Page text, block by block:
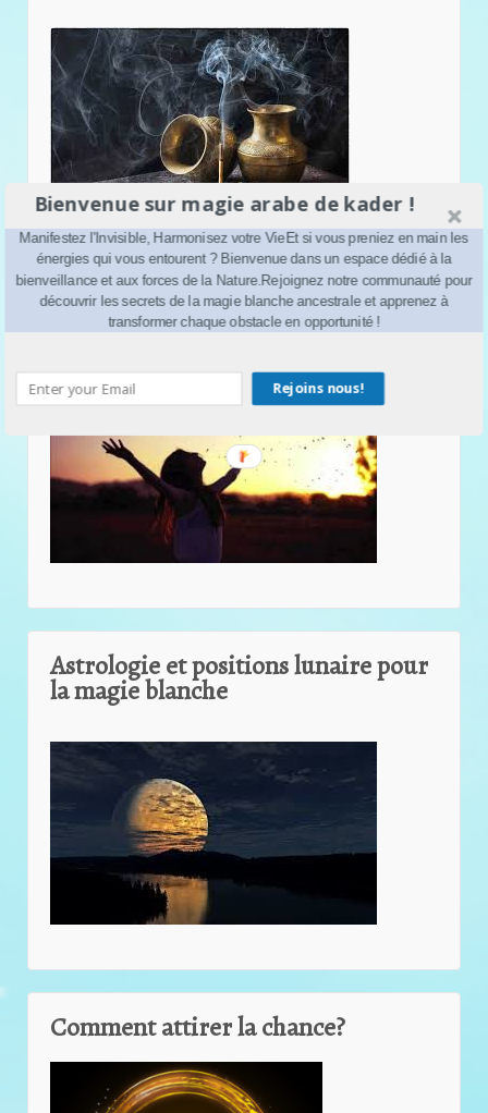
Désenvoûtement
Astrologie et positions lunaire pour
la magie blanche
Comment attirer la chance?
Bienvenue sur magie arabe de kader !
Manifestez l'Invisible, Harmonisez votre VieEt si vous preniez en main les
énergies qui vous entourent ? Bienvenue dans un espace dédié à la
bienveillance et aux forces de la Nature.Rejoignez notre communauté pour
découvrir les secrets de la magie blanche ancestrale et apprenez à
transformer chaque obstacle en opportunité !
Rejoins nous!